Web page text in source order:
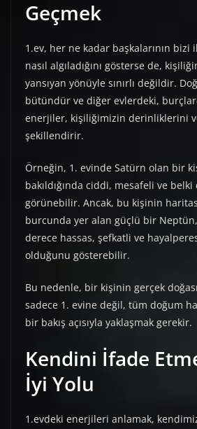
Geçmek
1.ev, her ne kadar başkalarının bizi
nasıl algıladığını gösterse de,
yansıyan yönüyle sınırlı değildir.
bütündür ve diğer evlerdeki,
enerjiler, kişiliğimizin derinliklerini
şekillendirir.
Örneğin, 1. evinde Satürn olan bir
bakıldığında ciddi, mesafeli ve
görünebilir. Ancak, bu kişinin
burcunda yer alan güçlü bir
derece hassas, şefkatli ve
olduğunu gösterebilir.
Bu nedenle, bir kişinin gerçek
sadece 1. evine değil, tüm doğum
bir bakış açısıyla yaklaşmak gerekir.
Kendini İfade
İyi Yolu
1.evdeki enerjileri anlamak,